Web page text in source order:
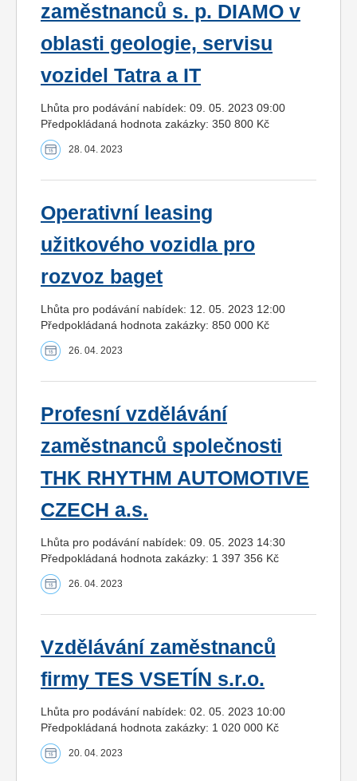
zaměstnanců s. p. DIAMO v
oblasti geologie, servisu
vozidel Tatra a IT
Lhůta pro podávání nabídek: 09. 05. 2023 09:00
Předpokládaná hodnota zakázky: 350 800 Kč
28. 04. 2023
Operativní leasing
užitkového vozidla pro
rozvoz baget
Lhůta pro podávání nabídek: 12. 05. 2023 12:00
Předpokládaná hodnota zakázky: 850 000 Kč
26. 04. 2023
Profesní vzdělávání
zaměstnanců společnosti
THK RHYTHM AUTOMOTIVE
CZECH a.s.
Lhůta pro podávání nabídek: 09. 05. 2023 14:30
Předpokládaná hodnota zakázky: 1 397 356 Kč
26. 04. 2023
Vzdělávání zaměstnanců
firmy TES VSETÍN s.r.o.
Lhůta pro podávání nabídek: 02. 05. 2023 10:00
Předpokládaná hodnota zakázky: 1 020 000 Kč
20. 04. 2023